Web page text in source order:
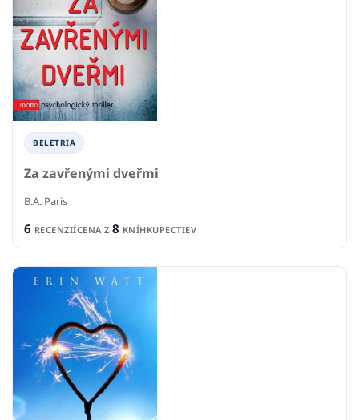
BELETRIA
Za zavřenými dveřmi
B.A. Paris
6 RECENZIÍCENA Z 8 KNÍHKUPECTIEV